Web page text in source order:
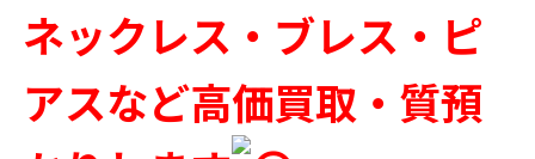
ネックレス・ブレス・ピ
アスなど高価買取・質預